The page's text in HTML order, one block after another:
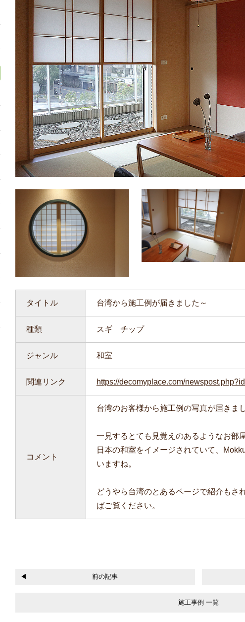
タイトル 台湾から施工例が届きました～
種類 スギ チップ
ジャンル 和室
関連リンク https://decomyplace.com/
コメント
台湾のお客様から施工例の写真が届きま
一見するとても見覚えのあるようなお部
日本の和室をイメージされていて、
いますね。
どうやら台湾のとあるページで紹介もさ
ばご覧ください。
前の記事
施工事例 一覧